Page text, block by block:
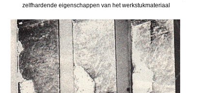
zelfhardende eigenschappen van het werkstukmateriaal